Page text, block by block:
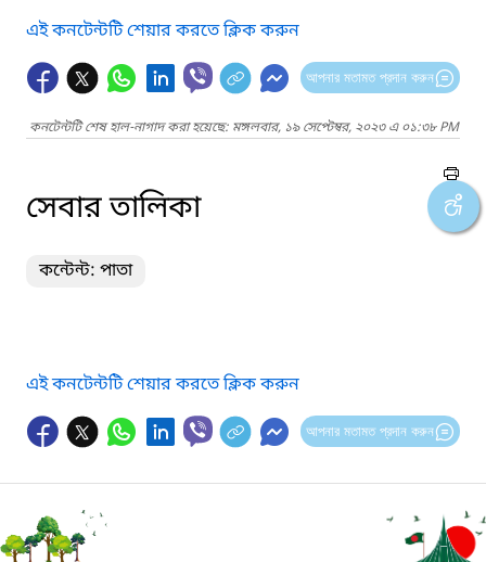
এই কনটেন্টটি শেয়ার করতে ক্লিক করুন
আপনার মতামত প্রদান করুন
কনটেন্টটি শেষ হাল-নাগাদ করা হয়েছে: মঙ্গলবার, ১৯ সেপ্টেম্বর, ২০২৩ এ ০১:৩৮ PM
সেবার তালিকা
কন্টেন্ট: পাতা
এই কনটেন্টটি শেয়ার করতে ক্লিক করুন
আপনার মতামত প্রদান করুন